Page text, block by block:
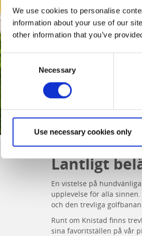
We use cookies to personalise
information about your use of our
other information that you’ve
Consent
Selection
Necessary
Use necessary cookies only
Lantligt
En vistelse på
upplevelse för alla
och den trevliga
Runt om Knistad finns
sina favoritställen på vår